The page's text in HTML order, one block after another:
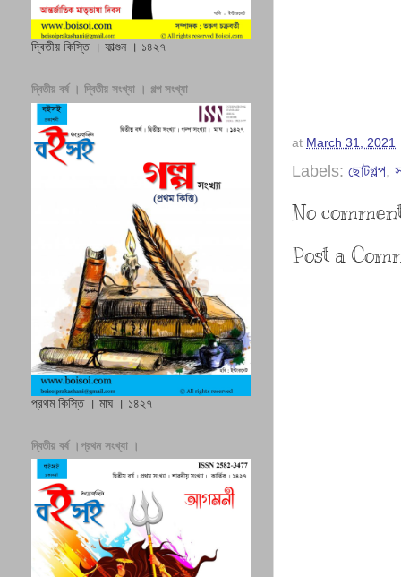
at March 31, 2021
Labels: ছোটগল্প,
No
Post a
দ্বিতীয় কিস্তি । ফাল্গুন । ১৪২৭
দ্বিতীয় বর্ষ । দ্বিতীয় সংখ্যা । গল্প সংখ্যা
প্রথম কিস্তি । মাঘ । ১৪২৭
দ্বিতীয় বর্ষ ।প্রথম সংখ্যা ।